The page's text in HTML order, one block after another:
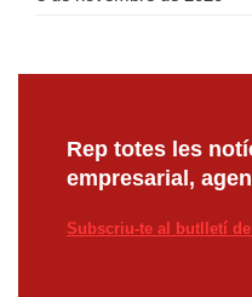
Rep totes les
empresarial,
Subscriu-te al butlletí